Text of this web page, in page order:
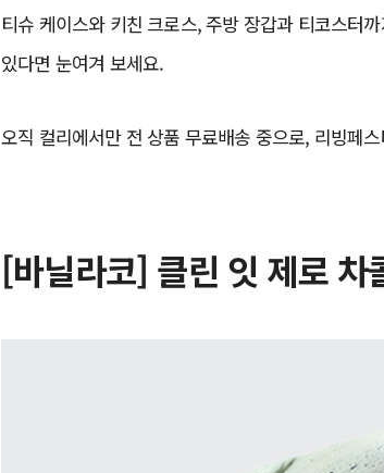
티슈 케이스와 키친 크로스, 주방 장갑과 티코스터
있다면 눈여겨 보세요.
오직 컬리에서만 전 상품 무료배송 중으로, 리빙페
[바닐라코] 클린 잇 제로 차